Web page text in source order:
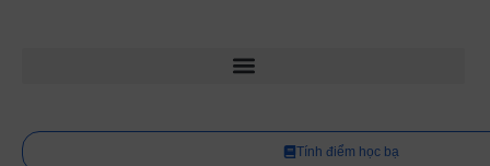
Tính điểm học bạ